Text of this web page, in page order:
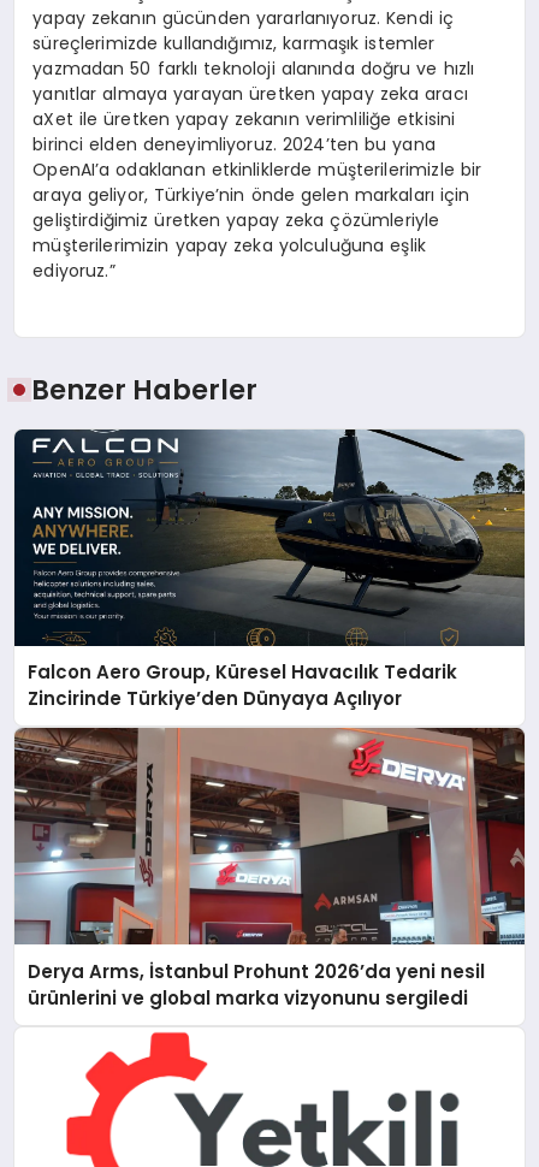
yapay zekanın gücünden yararlanıyoruz. Kendi iç
süreçlerimizde kullandığımız, karmaşık istemler
yazmadan 50 farklı teknoloji alanında doğru ve hızlı
yanıtlar almaya yarayan üretken yapay zeka aracı
aXet ile üretken yapay zekanın verimliliğe etkisini
birinci elden deneyimliyoruz. 2024’ten bu yana
OpenAI’a odaklanan etkinliklerde müşterilerimizle bir
araya geliyor, Türkiye’nin önde gelen markaları için
geliştirdiğimiz üretken yapay zeka çözümleriyle
müşterilerimizin yapay zeka yolculuğuna eşlik
ediyoruz.”
Benzer Haberler
Falcon Aero Group, Küresel Havacılık Tedarik
Zincirinde Türkiye’den Dünyaya Açılıyor
Derya Arms, İstanbul Prohunt 2026’da yeni nesil
ürünlerini ve global marka vizyonunu sergiledi